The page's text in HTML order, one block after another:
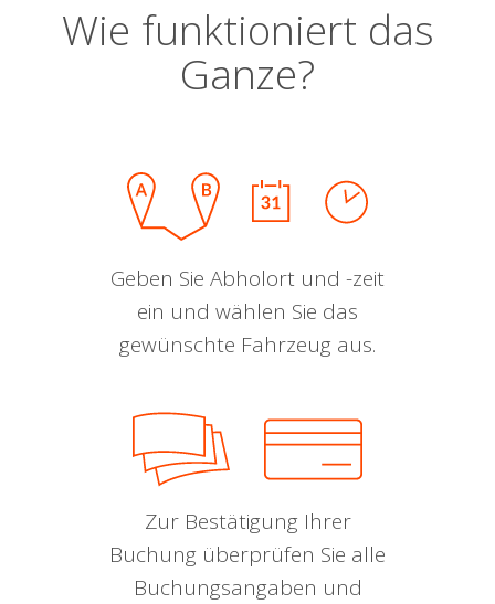
Wie funktioniert das
Ganze?
Geben Sie Abholort und -zeit
ein und wählen Sie das
gewünschte Fahrzeug aus.
Zur Bestätigung Ihrer
Buchung überprüfen Sie alle
Buchungsangaben und